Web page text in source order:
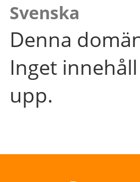
Svenska
Denna
Inget
upp.